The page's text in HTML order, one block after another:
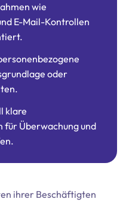
wie
E-Mail-Kontrollen
oder
klare
für Überwachung und
ihrer Beschäftigten